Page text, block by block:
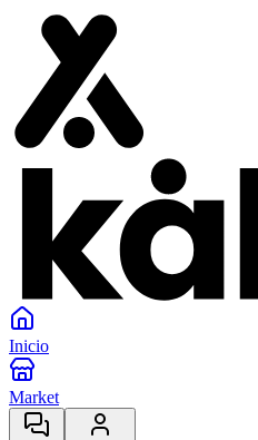
Inicio
Market